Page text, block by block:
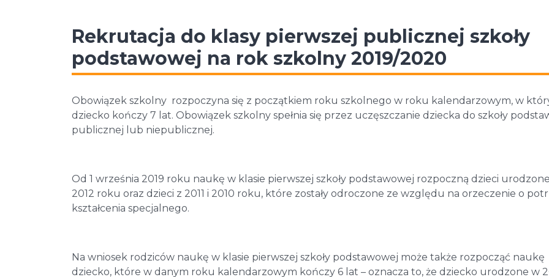
Rekrutacja do klasy pierwszej publicznej szkoły
podstawowej na rok szkolny 2019/2020
Obowiązek szkolny rozpoczyna się z początkiem roku szkolnego w roku kalendarzowym, w
dziecko kończy 7 lat. Obowiązek szkolny spełnia się przez uczęszczanie dziecka do szkoły
publicznej lub niepublicznej.
Od 1 września 2019 roku naukę w klasie pierwszej szkoły podstawowej rozpoczną dzieci
2012 roku oraz dzieci z 2011 i 2010 roku, które zostały odroczone ze względu na orzeczenie o
kształcenia specjalnego.
Na wniosek rodziców naukę w klasie pierwszej szkoły podstawowej może także rozpocząć naukę
dziecko, które w danym roku kalendarzowym kończy 6 lat – oznacza to, że dziecko urodzone w